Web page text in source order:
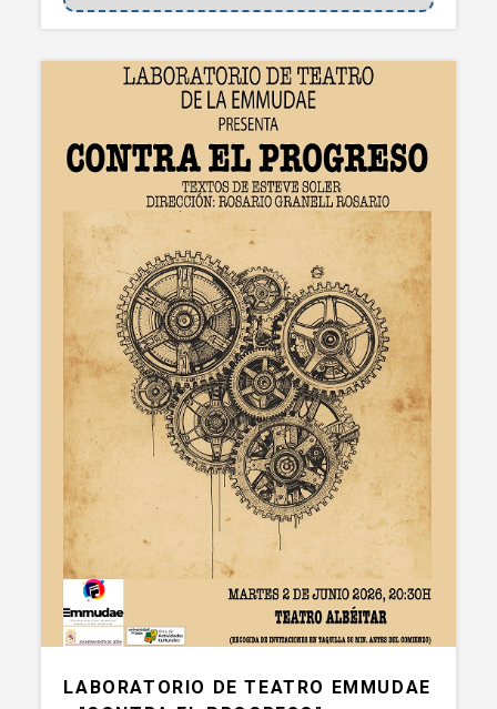
LABORATORIO DE TEATRO EMMUDAE